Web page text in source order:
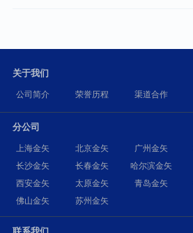
关于我们
公司简介 荣誉历程 渠道合作
分公司
上海金矢 北京金矢 广州金矢
长沙金矢
长春金矢 哈尔滨金矢
西安金矢
太原金矢 青岛金矢
佛山金矢
苏州金矢